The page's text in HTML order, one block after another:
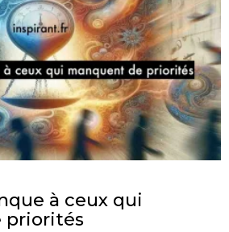
à ceux qui
priorités